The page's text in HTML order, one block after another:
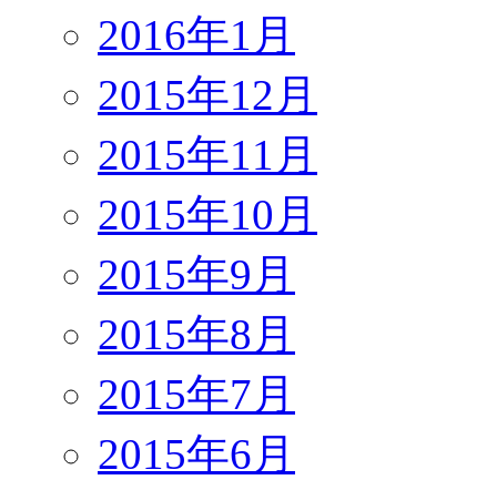
2016年1月
2015年12月
2015年11月
2015年10月
2015年9月
2015年8月
2015年7月
2015年6月